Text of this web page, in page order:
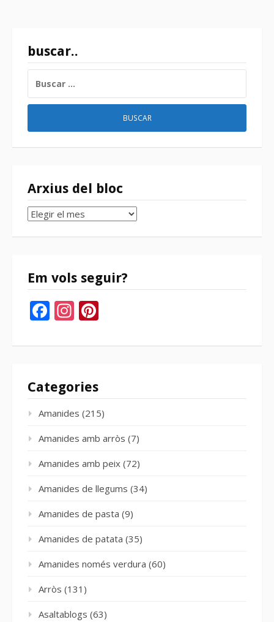
buscar..
Arxius del bloc
Arxius
bloc
Em vols seguir?
Facebook
Instagram
Categories
Amanides (215)
Amanides amb arròs (7)
Amanides amb peix (72)
Amanides de llegums (34)
Amanides de pasta (9)
Amanides de patata (35)
Amanides només verdura (60)
Arròs (131)
Asaltablogs (63)